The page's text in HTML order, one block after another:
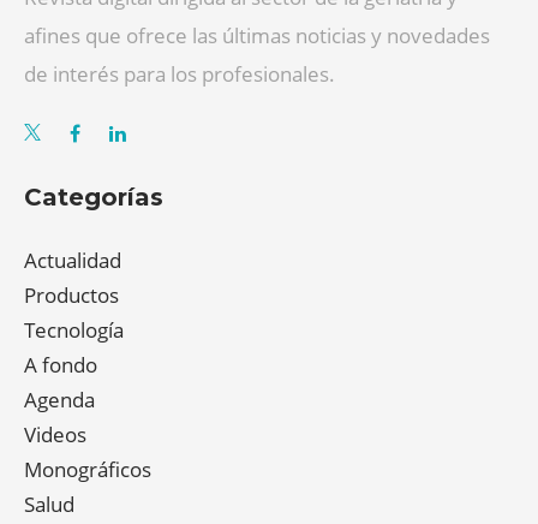
afines que ofrece las últimas noticias y novedades
de interés para los profesionales.
Categorías
Actualidad
Productos
Tecnología
A fondo
Agenda
Videos
Monográficos
Salud